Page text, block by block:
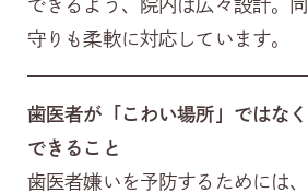
できるよう、院内は広々設計。
守りも柔軟に対応しています。
歯医者が「こわい場所」ではな
できること
歯医者嫌いを予防するためには